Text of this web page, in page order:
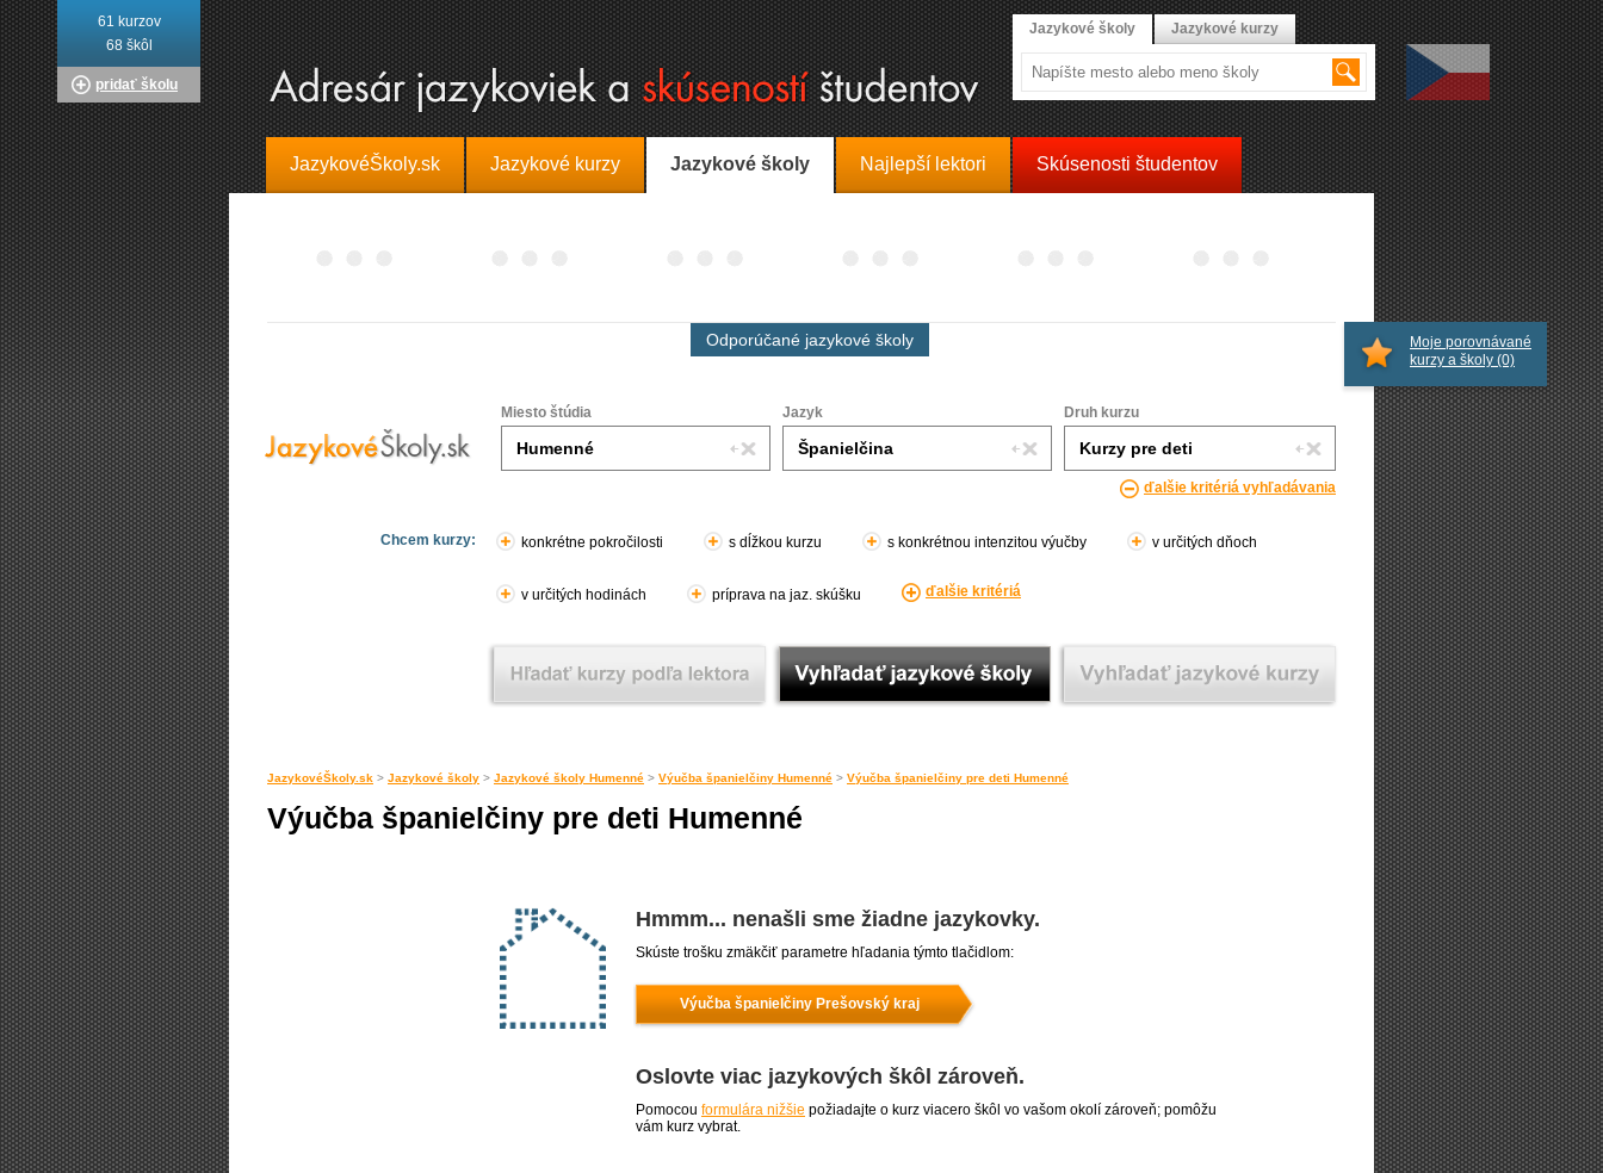
JazykovéŠkoly.sk Jazykové kurzy Jazykové školy Najlepší lektori Skúsenosti študentov
Odporúčané jazykové školy
Miesto štúdia Jazyk Druh kurzu
ďalšie kritériá vyhľadávania
Chcem kurzy: konkrétne pokročilosti s dĺžkou kurzu s konkrétnou intenzitou výučby v určitých dňoch
v určitých hodinách príprava na jaz. skúšku ďalšie kritériá
JazykovéŠkoly.sk > Jazykové školy > Jazykové školy Humenné > Výučba španielčiny Humenné > Výučba španielčiny pre deti Humenné
Výučba španielčiny pre deti Humenné
Hmmm... nenašli sme žiadne jazykovky.
Skúste trošku zmäkčiť parametre hľadania týmto tlačidlom:
Výučba španielčiny Prešovský kraj
Oslovte viac jazykových škôl zároveň.
Pomocou formulára nižšie požiadajte o kurz viacero škôl vo vašom okolí zároveň; pomôžu
vám kurz vybrat.
Moje porovnávané
kurzy a školy (0)
61 kurzov
68 škôl
pridať školu
Jazykové školy Jazykové kurzy